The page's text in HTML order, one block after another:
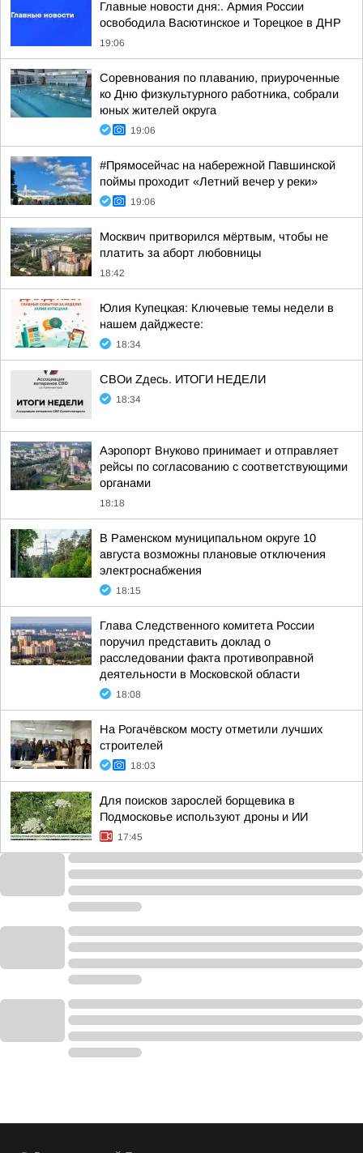
Главные новости дня:. Армия России
освободила Васютинское и Торецкое в ДНР
19:06
Соревнования по плаванию, приуроченные
ко Дню физкультурного работника, собрали
юных жителей округа
19:06
#Прямосейчас на набережной Павшинской
поймы проходит «Летний вечер у реки»
19:06
Москвич притворился мёртвым, чтобы не
платить за аборт любовницы
18:42
Юлия Купецкая: Ключевые темы недели в
нашем дайджесте:
18:34
СВОи Zдесь. ИТОГИ НЕДЕЛИ
18:34
Аэропорт Внуково принимает и отправляет
рейсы по согласованию с соответствующими
органами
18:18
В Раменском муниципальном округе 10
августа возможны плановые отключения
электроснабжения
18:15
Глава Следственного комитета России
поручил представить доклад о
расследовании факта противоправной
деятельности в Московской области
18:08
На Рогачёвском мосту отметили лучших
строителей
18:03
Для поисков зарослей борщевика в
Подмосковье используют дроны и ИИ
17:45